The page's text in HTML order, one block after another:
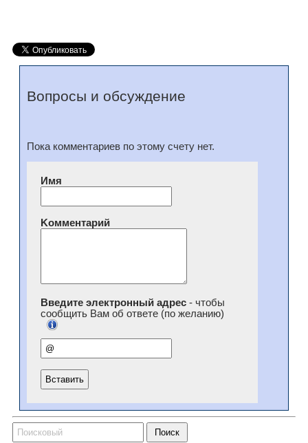
Вопросы и обсуждение
Пока комментариев по этому счету нет.
Имя
Kомментарий
Введите электронный адрес- чтобы
сообщить Вам об ответе (по желанию)